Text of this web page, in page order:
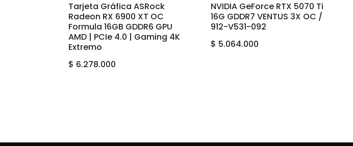
Tarjeta Gráfica ASRock
Radeon RX 6900 XT OC
Formula 16GB GDDR6 GPU
AMD | PCIe 4.0 | Gaming 4K
Extremo
$ 6.278.000
NVIDIA GeForce RTX 5070 Ti
16G GDDR7 VENTUS 3X OC /
912-V531-092
$ 5.064.000